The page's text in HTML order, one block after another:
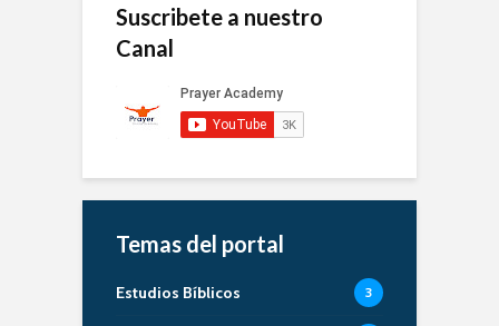
Suscribete a nuestro
Canal
Temas del portal
Estudios Bíblicos 3